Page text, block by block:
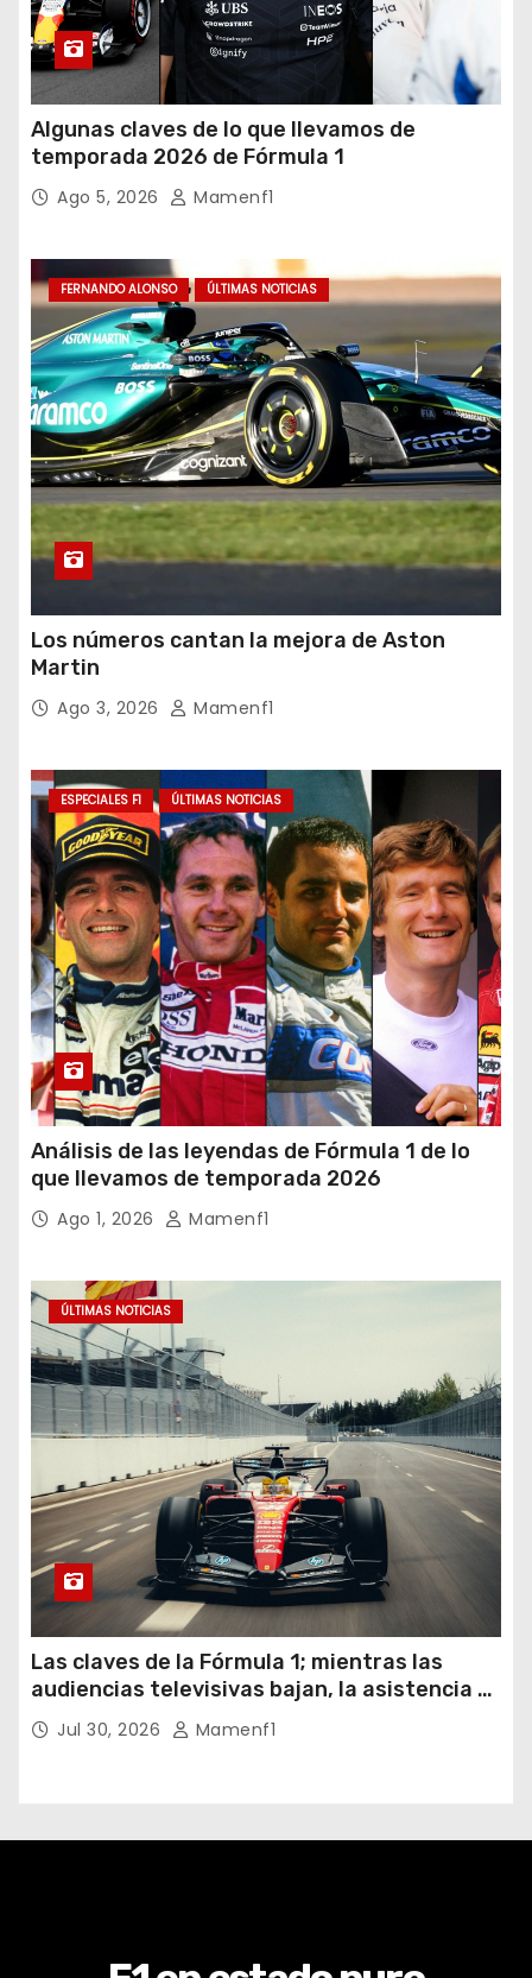
Algunas claves de lo que llevamos de
temporada 2026 de Fórmula 1
Ago 5, 2026 Mamenf1
FERNANDO ALONSO ÚLTIMAS NOTICIAS
Los números cantan la mejora de Aston
Martin
Ago 3, 2026 Mamenf1
ESPECIALES F1 ÚLTIMAS NOTICIAS
Análisis de las leyendas de Fórmula 1 de lo
que llevamos de temporada 2026
Ago 1, 2026 Mamenf1
ÚLTIMAS NOTICIAS
Las claves de la Fórmula 1; mientras las
audiencias televisivas bajan, la asistencia a
los circuitos suben y en España se nos
vienen sorpresas
Jul 30, 2026 Mamenf1